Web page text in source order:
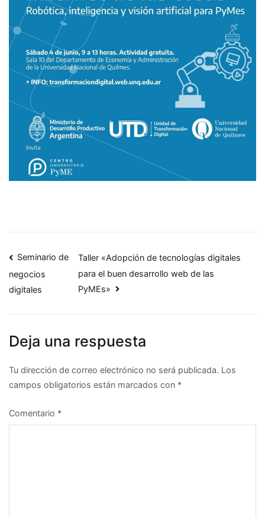
Navegación
de
Seminario de
negocios
digitales
Taller «Adopción de tecnologías digitales
para el buen desarrollo web de las
PyMEs»
Deja una respuesta
Tu dirección de correo electrónico no será publicada. Los
campos obligatorios están marcados con *
Comentario *